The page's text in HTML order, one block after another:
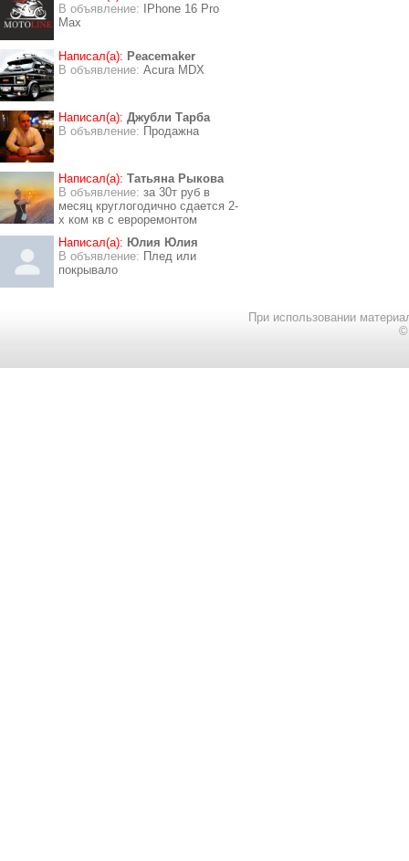
В объявление:
IPhone 16 Pro
Max
Написал(а): Peacemaker
В объявление: Acura MDX
Написал(а): Джубли Тарба
В объявление: Продажна
Написал(а): Татьяна Рыкова
В объявление: за 30т руб в
месяц круглогодично сдается 2-
х ком кв с евроремонтом
Написал(а): Юлия Юлия
В объявление: Плед или
покрывало
При использовании